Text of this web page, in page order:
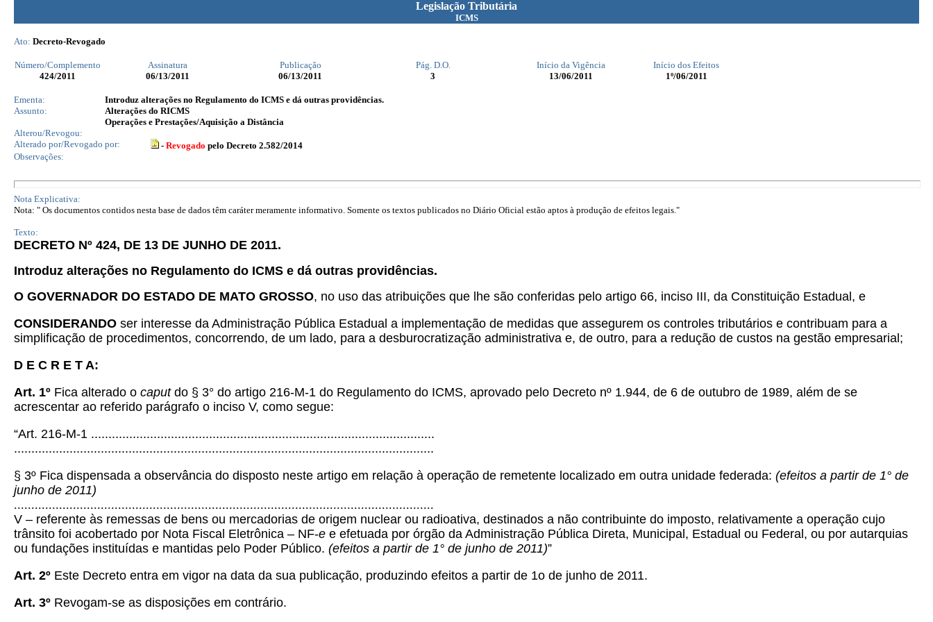
Legislação Tributária
ICMS
Ato: Decreto-Revogado
Número/Complemento Assinatura Publicação Pág. D.O. Início da Vigência
Início dos Efeitos
424/2011 06/13/2011 06/13/2011 3 13/06/2011 1º/06/2011
Ementa:
Introduz alterações no Regulamento do ICMS e dá outras providências.
Assunto:
Alterações do RICMS
Operações e Prestações/Aquisição a Distância
Alterou/Revogou:
Alterado por/Revogado por:
- Revogado pelo Decreto 2.582/2014
Observações:
Nota Explicativa:
Nota: " Os documentos contidos nesta base de dados têm caráter meramente informativo. Somente os textos publicados no Diário Oficial estão aptos à produção de efeitos legais."
Texto:
DECRETO Nº 424, DE 13 DE JUNHO DE 2011.
Introduz alterações no Regulamento do ICMS e dá outras providências.
O GOVERNADOR DO ESTADO DE MATO GROSSO, no uso das atribuições que lhe são conferidas pelo artigo 66, inciso III, da Constituição Estadual, e
CONSIDERANDO ser interesse da Administração Pública Estadual a implementação de medidas que assegurem os controles tributários e contribuam para a
simplificação de procedimentos, concorrendo, de um lado, para a desburocratização administrativa e, de outro, para a redução de custos na gestão empresarial;
D E C R E T A:
Art. 1º Fica alterado o caput do § 3° do artigo 216-M-1 do Regulamento do ICMS, aprovado pelo Decreto nº 1.944, de 6 de outubro de 1989, além de se
acrescentar ao referido parágrafo o inciso V, como segue:
“Art. 216-M-1 ...................................................................................................
.........................................................................................................................
§ 3º Fica dispensada a observância do disposto neste artigo em relação à operação de remetente localizado em outra unidade federada: (efeitos a partir de 1° de
junho de 2011)
.........................................................................................................................
V – referente às remessas de bens ou mercadorias de origem nuclear ou radioativa, destinados a não contribuinte do imposto, relativamente a operação cujo
trânsito foi acobertado por Nota Fiscal Eletrônica – NF-e e efetuada por órgão da Administração Pública Direta, Municipal, Estadual ou Federal, ou por autarquias
ou fundações instituídas e mantidas pelo Poder Público. (efeitos a partir de 1° de junho de 2011)”
Art. 2º Este Decreto entra em vigor na data da sua publicação, produzindo efeitos a partir de 1o de junho de 2011.
Art. 3º Revogam-se as disposições em contrário.